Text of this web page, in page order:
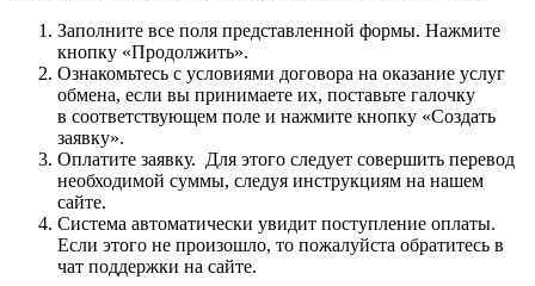
Заполните все поля представленной формы. Нажмите
кнопку «Продолжить».
Ознакомьтесь с условиями договора на оказание услуг
обмена, если вы принимаете их, поставьте галочку
в соответствующем поле и нажмите кнопку «Создать
заявку».
Оплатите заявку. Для этого следует совершить перевод
необходимой суммы, следуя инструкциям на нашем
сайте.
Система автоматически увидит поступление оплаты.
Если этого не произошло, то пожалуйста обратитесь в
чат поддержки на сайте.